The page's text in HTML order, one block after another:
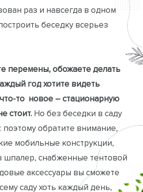
раз и навсегда в одном
беседку всерьез
перемены, обожаете делать
год хотите видеть
то новое – стационарную
стоит. Но без беседки в саду
поэтому обратите внимание,
мобильные конструкции,
снабженные тентовой
аксессуары вы сможете
саду хоть каждый день,